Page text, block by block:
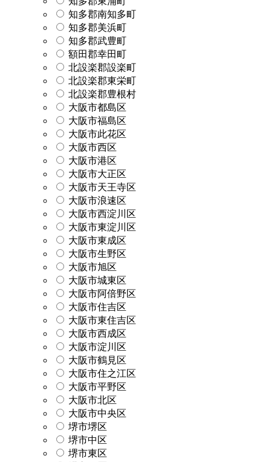
知多郡南知多町
知多郡美浜町
知多郡武豊町
額田郡幸田町
北設楽郡設楽町
北設楽郡東栄町
北設楽郡豊根村
大阪市都島区
大阪市福島区
大阪市此花区
大阪市西区
大阪市港区
大阪市大正区
大阪市天王寺区
大阪市浪速区
大阪市西淀川区
大阪市東淀川区
大阪市東成区
大阪市生野区
大阪市旭区
大阪市城東区
大阪市阿倍野区
大阪市住吉区
大阪市東住吉区
大阪市西成区
大阪市淀川区
大阪市鶴見区
大阪市住之江区
大阪市平野区
大阪市北区
大阪市中央区
堺市堺区
堺市中区
堺市東区